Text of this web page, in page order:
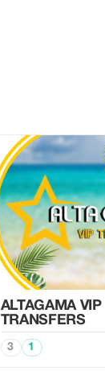
ALTAGAMA VIP
TRANSFERS
3 1